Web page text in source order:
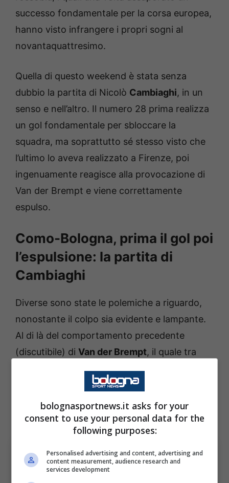
successo fondamentale per la corsa europea,
hanno visto infrangere i propri sogni al
novantaquattresimo.
Quella di questo weekend è stata senza
dubbio la partita di Nicolò Cambiaghi, in un
senso e nell’altro. Il numero 28 prima realizza
un gol fondamentale per sbloccare la
squadra, ma soprattutto sé stesso visto che
l’ultimo lo aveva realizzato a Firenze, poi
ingenuamente reagisce alla provocazione di
Van der Brempt e viene correttamente
espulso.
Como-Bologna, prima il gol poi
l’espulsione: la partita di
Cambiaghi
Diverse sono state le polemiche a riguardo,
nonostante il colpo sia evidente e lampante.
Al di là del comportamento precedente
(discutibile) di Van der Brempt, il quale tra
nella conferenza stampa post partita,
l’ingenuità di
Cambiaghi
cambia
inevitabilmente le sorti del match.
bolognasportnews.it asks for your
consent to use your personal data for the
following purposes:
Personalised advertising and content, advertising and
content measurement, audience research and
services development